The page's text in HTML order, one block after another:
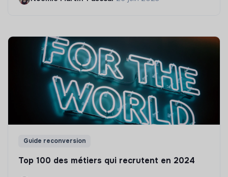
Guide reconversion
Top 100 des métiers qui recrutent en 2024